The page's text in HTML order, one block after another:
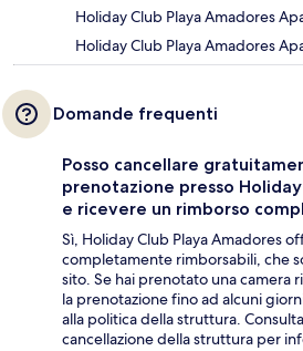
Holiday Club Playa Amadores
Holiday Club Playa Amadores
Domande frequenti
Posso cancellare
prenotazione presso
e ricevere un rimborso
Sì, Holiday Club Playa Amadores
completamente rimborsabili, che
sito. Se hai prenotato una camera
la prenotazione fino ad alcuni
alla politica della struttura.
cancellazione della struttura per